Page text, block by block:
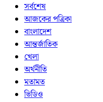
সর্বশেষ
আজকের পত্রিকা
বাংলাদেশ
আন্তর্জাতিক
খেলা
অর্থনীতি
মতামত
ভিডিও